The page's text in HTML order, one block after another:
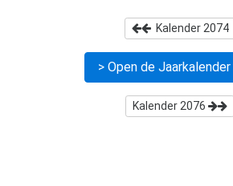
Kalender 2074
> Open de Jaarkalender
Kalender 2076